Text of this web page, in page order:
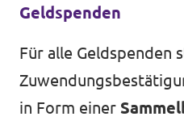
Geldspenden
Für alle Geldspenden
in Form einer